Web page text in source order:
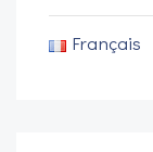
Français